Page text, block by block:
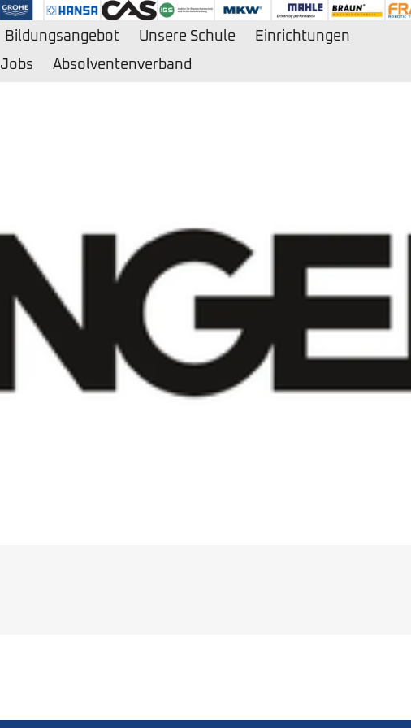
Bildungsangebot Unsere Schule
Einrichtungen
Jobs Absolventenverband